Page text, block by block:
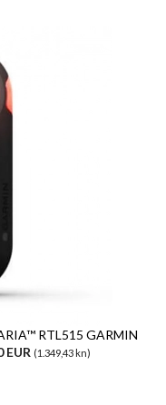
RTL515 GARMIN
EUR (1.349,43 kn)